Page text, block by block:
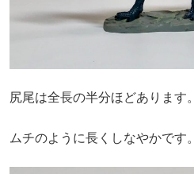
尻尾は全長の半分ほどあります。
ムチのように長くしなやかです。